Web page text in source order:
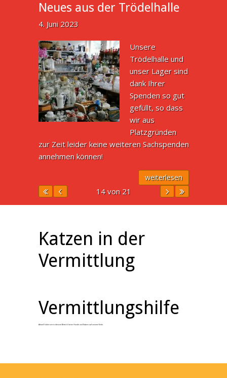
Neues aus der Trödelhalle
4. Juni 2023
Unsere
Trödelhalle und
unser Lager sind
dank Ihrer
Spenden so gut
gefüllt, so dass
wir aus
Platzgründen
zur Zeit leider keine weiteren Sachspenden
annehmen können!
weiterlesen
14 von 21
Katzen in der
Vermittlung
Vermittlungshilfe
Aktuell haben wir in diesem Bereich keine Hunde und Katzen auf unserer Seite.